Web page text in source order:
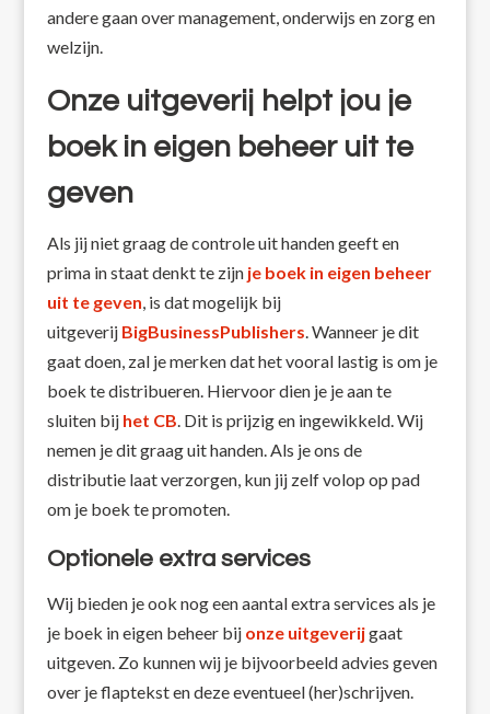
andere gaan over management, onderwijs en zorg en
welzijn.
Onze uitgeverij helpt jou je
boek in eigen beheer uit te
geven
Als jij niet graag de controle uit handen geeft en
prima in staat denkt te zijn je boek in eigen beheer
uit te geven, is dat mogelijk bij
uitgeverij BigBusinessPublishers. Wanneer je dit
gaat doen, zal je merken dat het vooral lastig is om je
boek te distribueren. Hiervoor dien je je aan te
sluiten bij het CB. Dit is prijzig en ingewikkeld. Wij
nemen je dit graag uit handen. Als je ons de
distributie laat verzorgen, kun jij zelf volop op pad
om je boek te promoten.
Optionele extra services
Wij bieden je ook nog een aantal extra services als je
je boek in eigen beheer bij onze uitgeverijgaat
uitgeven. Zo kunnen wij je bijvoorbeeld advies geven
over je flaptekst en deze eventueel (her)schrijven.